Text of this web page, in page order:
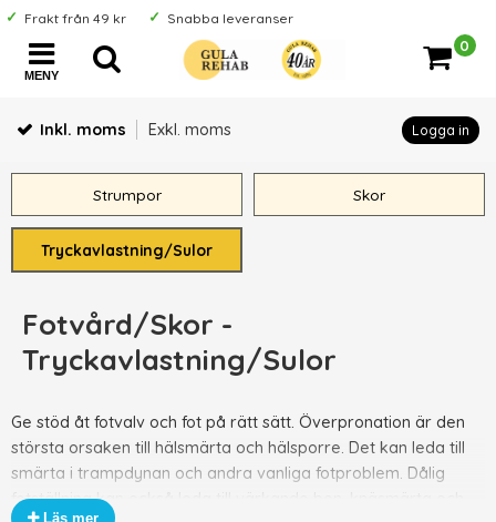
Frakt från 49 kr Snabba leveranser
MENY
0
Inkl. moms Exkl. moms Logga in
Strumpor Skor
Tryckavlastning/Sulor
Fotvård/Skor -
Tryckavlastning/Sulor
Ge stöd åt fotvalv och fot på rätt sätt. Överpronation är den
största orsaken till hälsmärta och hälsporre. Det kan leda till
smärta i trampdynan och andra vanliga fotproblem. Dålig
fotställning kan också leda till värkande ben, knäsmärta och
Läs mer